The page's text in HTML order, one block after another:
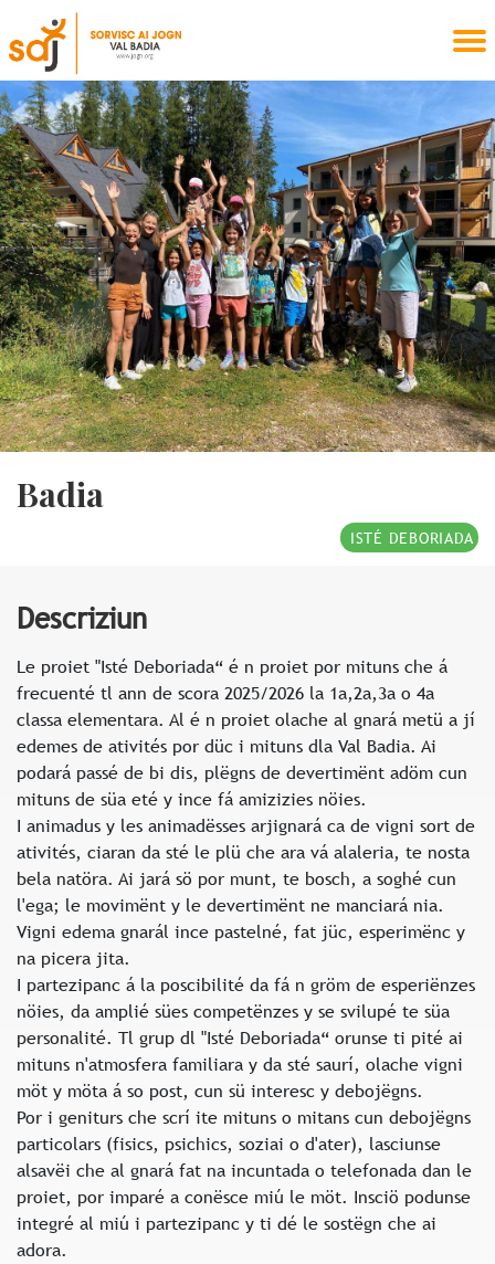
Badia
ISTÉ DEBORIADA
Descriziun
Le proiet "Isté Deboriada“ é n proiet por mituns che á
frecuenté tl ann de scora 2025/2026 la 1a,2a,3a o 4a
classa elementara. Al é n proiet olache al gnará metü a jí
edemes de ativités por düc i mituns dla Val Badia. Ai
podará passé de bi dis, plëgns de devertimënt adöm cun
mituns de süa eté y ince fá amizizies nöies.
I animadus y les animadësses arjignará ca de vigni sort de
ativités, ciaran da sté le plü che ara vá alaleria, te nosta
bela natöra. Ai jará sö por munt, te bosch, a soghé cun
l'ega; le movimënt y le devertimënt ne manciará nia.
Vigni edema gnarál ince pastelné, fat jüc, esperimënc y
na picera jita.
I partezipanc á la poscibilité da fá n gröm de esperiënzes
nöies, da amplié sües competënzes y se svilupé te süa
personalité. Tl grup dl "Isté Deboriada“ orunse ti pité ai
mituns n'atmosfera familiara y da sté saurí, olache vigni
möt y möta á so post, cun sü interesc y debojëgns.
Por i geniturs che scrí ite mituns o mitans cun debojëgns
particolars (fisics, psichics, soziai o d'ater), lasciunse
alsavëi che al gnará fat na incuntada o telefonada dan le
proiet, por imparé a conësce miú le möt. Insciö podunse
integré al miú i partezipanc y ti dé le sostëgn che ai
adora.